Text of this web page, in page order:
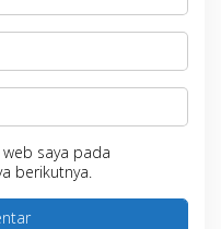
saya pada
berikutnya.